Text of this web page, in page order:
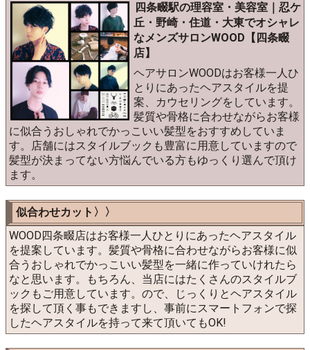
四条畷駅の理容室・美容室｜忍ケ
丘・野崎・住道・大東でオシャレ
なメンズサロンWOOD【四条畷
店】
ヘアサロンWOODはお客様一人ひ
とりにあったヘアスタイルを提
案、カウセリングをしています。
髪質や骨格に合わせながらお客様
に似合うおしゃれでかっこいい髪型をおすすめしていま
す。店舗にはスタイルブックも豊富に用意していますので
髪型が決まってない方悩んでいる方もゆっくり選んで頂け
ます。
似合わせカット〉〉
WOOD四条畷店はお客様一人ひとりにあったヘアスタイル
を提案しています。髪質や骨格に合わせながらお客様に似
合うおしゃれでかっこいい髪型を一緒に作っていけれたら
なと思います。もちろん、当店にはたくさんのスタイルブ
ックもご用意しています。ので、じっくりとヘアスタイル
を探して頂く事もできますし、事前にスマートフォンで探
したヘアスタイルを持って来て頂いてもOK!